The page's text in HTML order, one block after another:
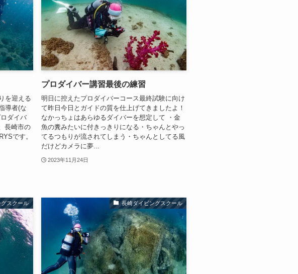
を迎える
導者(な
ダイバ
長崎市の
です。
プロダイバー講習最後の練習
明日に控えたプロダイバーコース最終試験に向け
て昨日今日とガイドの質を仕上げてきましたよ！
なかっちょはあらゆるダイバーを想定して ・金
魚の糞みたいに付きっきりになる・ちゃんとやっ
てるつもりが流されてしまう・ちゃんとしてる風
だけどカメラに夢...
2023年11月24日
スクール 長崎ダイビングスクール